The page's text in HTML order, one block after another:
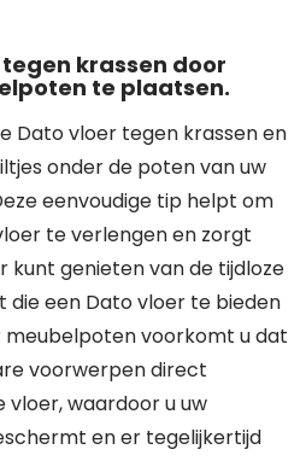
krassen door
te plaatsen.
Dato vloer tegen krassen en
onder de poten van uw
eenvoudige tip helpt om
te verlengen en zorgt
kunt genieten van de tijdloze
die een Dato vloer te bieden
meubelpoten voorkomt u dat
voorwerpen direct
waardoor u uw
en er tegelijkertijd